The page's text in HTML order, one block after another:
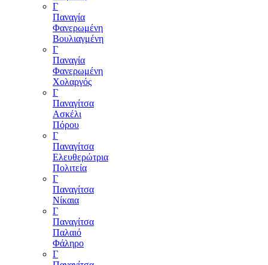
Γ
Παναγία
Φανερωμένη
Βουλιαγμένη
Γ
Παναγία
Φανερωμένη
Χολαργός
Γ
Παναγίτσα
Ασκέλι
Πόρου
Γ
Παναγίτσα
Ελευθερώτρια
Πολιτεία
Γ
Παναγίτσα
Νίκαια
Γ
Παναγίτσα
Παλαιό
Φάληρο
Γ